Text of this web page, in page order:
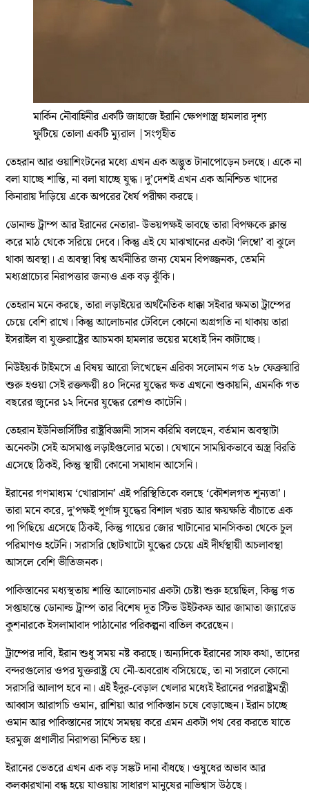
মার্কিন নৌবাহিনীর একটি জাহাজে ইরানি ক্ষেপণাস্ত্র হামলার দৃশ্য
ফুটিয়ে তোলা একটি ম্যুরাল |সংগৃহীত
তেহরান আর ওয়াশিংটনের মধ্যে এখন এক অদ্ভুত টানাপোড়েন চলছে। একে না
বলা যাচ্ছে শান্তি, না বলা যাচ্ছে যুদ্ধ। দু’দেশই এখন এক অনিশ্চিত খাদের
কিনারায় দাঁড়িয়ে একে অপরের ধৈর্য পরীক্ষা করছে।
ডোনাল্ড ট্রাম্প আর ইরানের নেতারা- উভয়পক্ষই ভাবছে তারা বিপক্ষকে ক্লান্ত
করে মাঠ থেকে সরিয়ে দেবে। কিন্তু এই যে মাঝখানের একটা ‘লিম্বো’ বা ঝুলে
থাকা অবস্থা। এ অবস্থা বিশ্ব অর্থনীতির জন্য যেমন বিপজ্জনক, তেমনি
মধ্যপ্রাচ্যের নিরাপত্তার জন্যও এক বড় ঝুঁকি।
তেহরান মনে করছে, তারা লড়াইয়ের অর্থনৈতিক ধাক্কা সইবার ক্ষমতা ট্রাম্পের
চেয়ে বেশি রাখে। কিন্তু আলোচনার টেবিলে কোনো অগ্রগতি না থাকায় তারা
ইসরাইল বা যুক্তরাষ্ট্রের আচমকা হামলার ভয়ের মধ্যেই দিন কাটাচ্ছে।
নিউইয়র্ক টাইমসে এ বিষয় আরো লিখেছেন এরিকা সলোমন গত ২৮ ফেব্রুয়ারি
শুরু হওয়া সেই রক্তক্ষয়ী ৪০ দিনের যুদ্ধের ক্ষত এখনো শুকায়নি, এমনকি গত
বছরের জুনের ১২ দিনের যুদ্ধের রেশও কাটেনি।
তেহরান ইউনিভার্সিটির রাষ্ট্রবিজ্ঞানী সাসন করিমি বলছেন, বর্তমান অবস্থাটা
অনেকটা সেই অসমাপ্ত লড়াইগুলোর মতো। যেখানে সাময়িকভাবে অস্ত্র বিরতি
এসেছে ঠিকই, কিন্তু স্থায়ী কোনো সমাধান আসেনি।
ইরানের গণমাধ্যম ‘খোরাসান’ এই পরিস্থিতিকে বলছে ‘কৌশলগত শূন্যতা’।
তারা মনে করে, দু’পক্ষই পূর্ণাঙ্গ যুদ্ধের বিশাল খরচ আর ক্ষয়ক্ষতি বাঁচাতে এক
পা পিছিয়ে এসেছে ঠিকই, কিন্তু গায়ের জোর খাটানোর মানসিকতা থেকে চুল
পরিমাণও হটেনি। সরাসরি ছোটখাটো যুদ্ধের চেয়ে এই দীর্ঘস্থায়ী অচলাবস্থা
আসলে বেশি ভীতিজনক।
পাকিস্তানের মধ্যস্থতায় শান্তি আলোচনার একটা চেষ্টা শুরু হয়েছিল, কিন্তু গত
সপ্তাহান্তে ডোনাল্ড ট্রাম্প তার বিশেষ দূত স্টিভ উইটকফ আর জামাতা জ্যারেড
কুশনারকে ইসলামাবাদ পাঠানোর পরিকল্পনা বাতিল করেছেন।
ট্রাম্পের দাবি, ইরান শুধু সময় নষ্ট করছে। অন্যদিকে ইরানের সাফ কথা, তাদের
বন্দরগুলোর ওপর যুক্তরাষ্ট্র যে নৌ-অবরোধ বসিয়েছে, তা না সরালে কোনো
সরাসরি আলাপ হবে না। এই ইঁদুর-বেড়াল খেলার মধ্যেই ইরানের পররাষ্ট্রমন্ত্রী
আব্বাস আরাগচি ওমান, রাশিয়া আর পাকিস্তান চষে বেড়াচ্ছেন। ইরান চাচ্ছে
ওমান আর পাকিস্তানের সাথে সমন্বয় করে এমন একটা পথ বের করতে যাতে
হরমুজ প্রণালীর নিরাপত্তা নিশ্চিত হয়।
ইরানের ভেতরে এখন এক বড় সঙ্কট দানা বাঁধছে। ওষুধের অভাব আর
কলকারখানা বন্ধ হয়ে যাওয়ায় সাধারণ মানুষের নাভিশ্বাস উঠছে।